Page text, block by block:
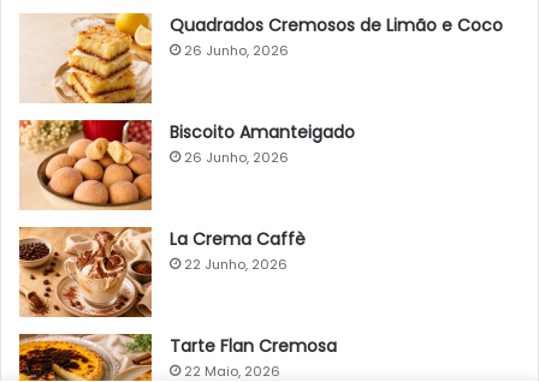
Quadrados Cremosos de Limão e Coco
26 Junho, 2026
Biscoito Amanteigado
26 Junho, 2026
La Crema Caffè
22 Junho, 2026
Tarte Flan Cremosa
22 Maio, 2026